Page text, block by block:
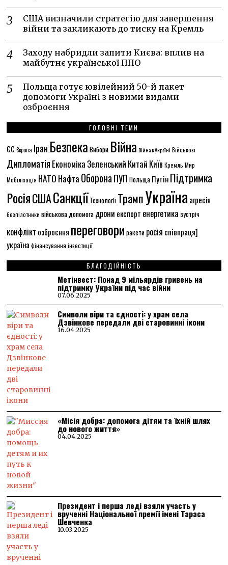
США визначили стратегію для завершення
війни та закликають до тиску на Кремль
Заходу набридли запити Києва: вплив на
майбутнє української ППО
Польща готує ювілейний 50-й пакет
допомоги Україні з новими видами
озброєння
ГОЛОВНІ ТЕМИ
ЄС Європа Іран Безпека Вибори Війна Війна в Україні Військові
Дипломатія ЕкономікаЗеленський Китай Київ Кремль Мир
Мобілізація НАТО Нафта ОборонаПУП Польща ПутінПідтримка
РосіяСШАСанкціїТехнологіїТрампУкраїна агресія
безпілотники військова допомога дрони експорт енергетика зустріч
конфлікт озброєння переговори ракети росія співпраця]
україна фінансування інвестиції
БЛАГОДІЙНІСТЬ
Метінвест: Понад 9 мільярдів гривень на
підтримку України під час війни
07.06.2025
Символи віри та єдності: у храм села
Дзвінкове передали дві старовинні ікони
16.04.2025
«Місія добра: допомога дітям та їхній шлях
до нового життя»
04.04.2025
Президент і перша леді взяли участь у
врученні Національної премії імені Тараса
Шевченка
10.03.2025